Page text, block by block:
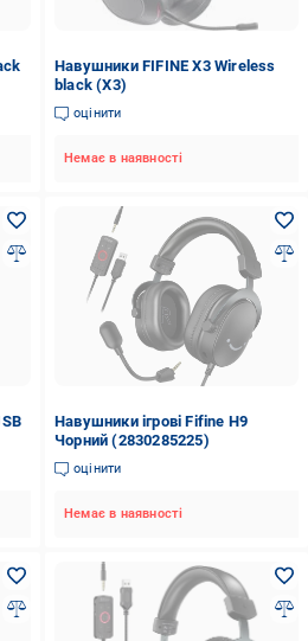
Навушники FIFINE X3 Wireless
black (X3)
оцінити
Немає в наявності
Навушники ігрові Fifine H9
Чорний (2830285225)
оцінити
Немає в наявності